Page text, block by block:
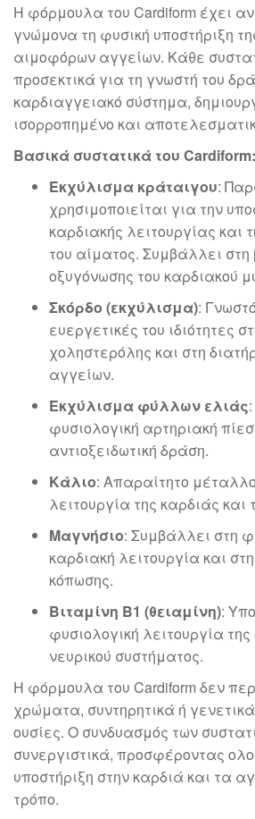
Η φόρμουλα του Cardiform έχει
γνώμονα τη φυσική υποστήριξη
αιμοφόρων αγγείων. Κάθε
προσεκτικά για τη γνωστή του
καρδιαγγειακό σύστημα,
ισορροπημένο και
Βασικά συστατικά του Cardiform:
Εκχύλισμα κράταιγου:
χρησιμοποιείται για την
καρδιακής λειτουργίας και
του αίματος. Συμβάλλει στη
οξυγόνωσης του καρδιακού
Σκόρδο (εκχύλισμα):
ευεργετικές του ιδιότητες
χοληστερόλης και στη
αγγείων.
Εκχύλισμα φύλλων ελιάς
φυσιολογική αρτηριακή
αντιοξειδωτική δράση.
Κάλιο: Απαραίτητο
λειτουργία της καρδιάς και
Μαγνήσιο: Συμβάλλει στη
καρδιακή λειτουργία και
κόπωσης.
Βιταμίνη Β1 (θειαμίνη):
φυσιολογική λειτουργία
νευρικού συστήματος.
Η φόρμουλα του Cardiform δεν
χρώματα, συντηρητικά ή
ουσίες. Ο συνδυασμός των
συνεργιστικά, προσφέροντας
υποστήριξη στην καρδιά και τα
τρόπο.